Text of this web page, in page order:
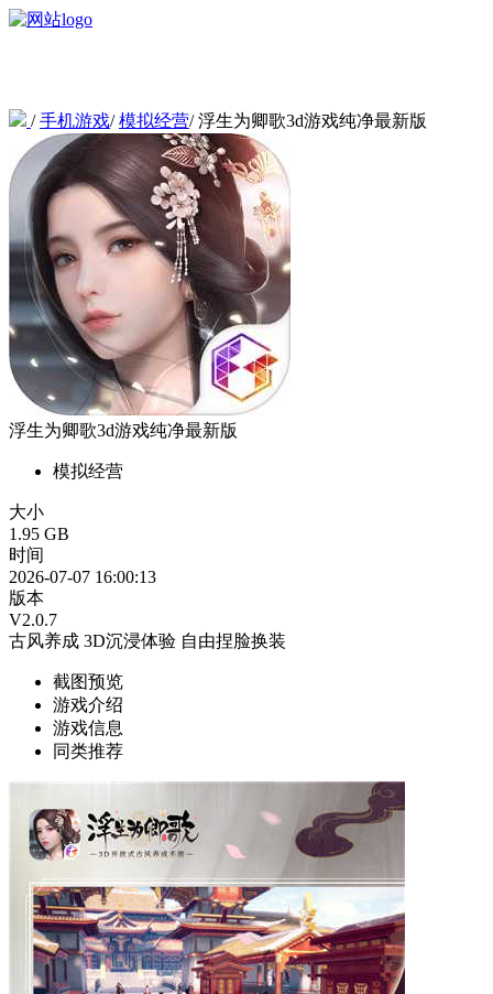
/手机游戏/模拟经营/浮生为卿歌3d游戏纯净最新版
浮生为卿歌3d游戏纯净最新版
模拟经营
大小
1.95 GB
时间
2026-07-07 16:00:13
版本
V2.0.7
古风养成 3D沉浸体验 自由捏脸换装
截图预览
游戏介绍
游戏信息
同类推荐